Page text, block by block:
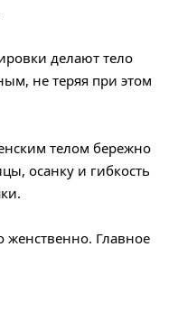
делают тело
не теряя при этом
телом бережно
осанку и гибкость
женственно. Главное